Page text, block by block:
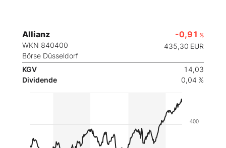
Allianz
WKN 840400
Börse Düsseldorf
-0,91 %
435,30 EUR
KGV
14,03
Dividende
0,04 %
400